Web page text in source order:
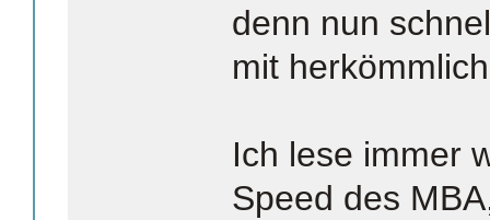
denn nun
mit
Ich lese immer
Speed des